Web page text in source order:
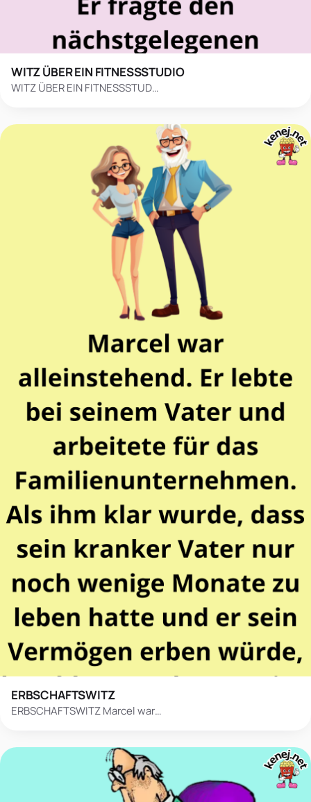
WITZ ÜBER EIN FITNESSSTUDIO
WITZ ÜBER EIN FITNESSSTUD…
ERBSCHAFTSWITZ
ERBSCHAFTSWITZ Marcel war…